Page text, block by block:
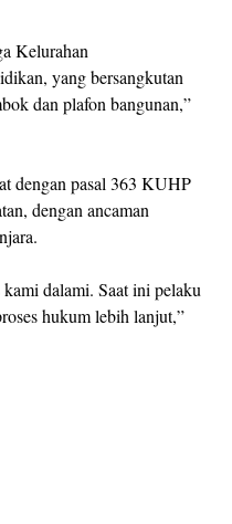
Kelurahan
yang bersangkutan
dan plafon bangunan,”
dengan pasal 363 KUHP
dengan ancaman
dalami. Saat ini pelaku
hukum lebih lanjut,”